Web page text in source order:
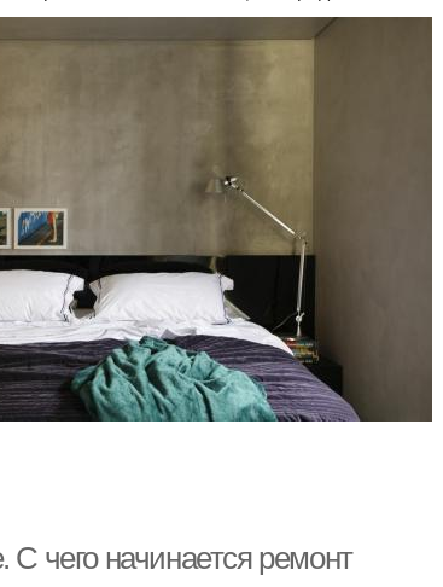
чего начинается ремонт